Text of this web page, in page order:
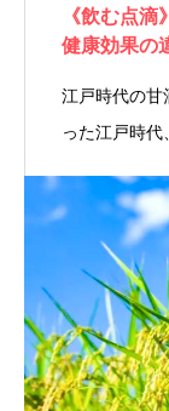
《飲む点滴
健康効果の
江戸時代の甘
った江戸時